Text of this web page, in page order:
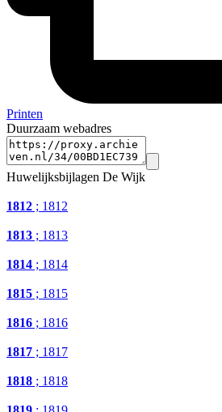
Printen
Duurzaam webadres
Huwelijksbijlagen De Wijk
1812 ; 1812
1813 ; 1813
1814 ; 1814
1815 ; 1815
1816 ; 1816
1817 ; 1817
1818 ; 1818